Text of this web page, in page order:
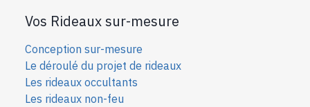
Vos Rideaux sur-mesure
Conception sur-mesure
Le déroulé du projet de rideaux
Les rideaux occultants
Les rideaux non-feu